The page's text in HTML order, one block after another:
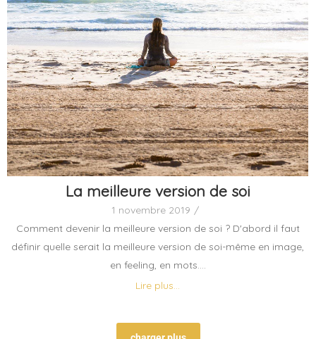
La meilleure version de soi
1 novembre 2019 /
Comment devenir la meilleure version de soi ? D'abord il faut
définir quelle serait la meilleure version de soi-même en image,
en feeling, en mots....
Lire plus...